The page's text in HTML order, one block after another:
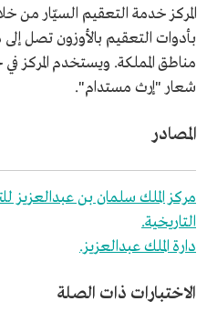
المركز خدمة التعقيم السيّار
بأدوات التعقيم بالأوزون تصل إلى
مناطق المملكة. ويستخدم المركز
شعار "إرث مستدام".
المصادر
مركز الملك سلمان بن عبدالعزيز
التاريخية.
دارة الملك عبدالعزيز.
الاختبارات ذات الصلة